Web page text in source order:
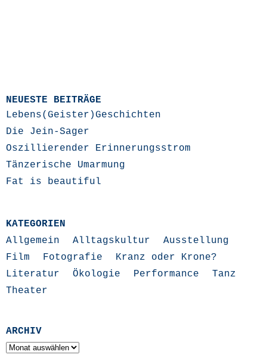
NEUESTE BEITRÄGE
Lebens(Geister)Geschichten
Die Jein-Sager
Oszillierender Erinnerungsstrom
Tänzerische Umarmung
Fat is beautiful
KATEGORIEN
Allgemein
Alltagskultur
Ausstellung
Film
Fotografie
Kranz oder Krone?
Literatur
Ökologie Performance
Tanz
Theater
ARCHIV
Archiv